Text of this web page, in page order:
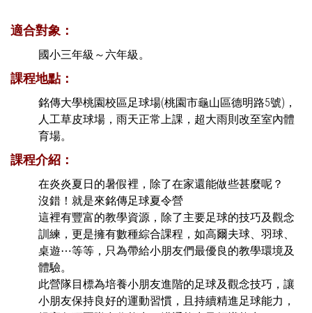
適合對象：
國小三年級～六年級。
課程地點：
銘傳大學桃園校區足球場(桃園市龜山區德明路5號)，
人工草皮球場，雨天正常上課，超大雨則改至室內體
育場。
課程介紹：
在炎炎夏日的暑假裡，除了在家還能做些甚麼呢？
沒錯！就是來銘傳足球夏令營
這裡有豐富的教學資源，除了主要足球的技巧及觀念
訓練，更是擁有數種綜合課程，如高爾夫球、羽球、
桌遊⋯等等，只為帶給小朋友們最優良的教學環境及
體驗。
此營隊目標為培養小朋友進階的足球及觀念技巧，讓
小朋友保持良好的運動習慣，且持續精進足球能力，